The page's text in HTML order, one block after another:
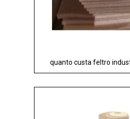
quanto custa feltro